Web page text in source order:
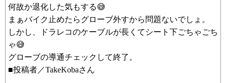
何故か退化した気もする😅
まぁバイク止めたらグローブ外すから問題ないでしょ。
しかし、ドラレコのケーブルが長くてシート下ごちゃごち
ゃ😅
グローブの導通チェックして終了。
■投稿者／TakeKobaさん